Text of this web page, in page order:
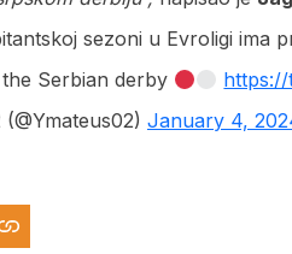
sezoni u Evroligi ima
Serbian derby
https://
January 4,